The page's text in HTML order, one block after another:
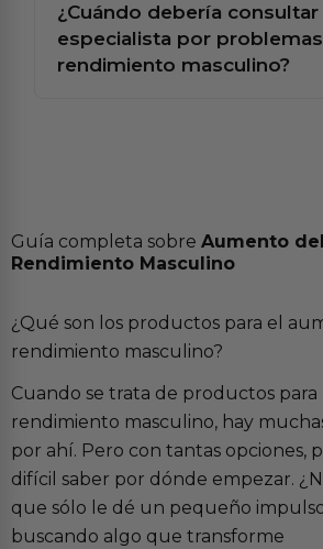
¿Cuándo debería consultar
especialista por
rendimiento masculino?
Guía completa sobre Aumento del
Rendimiento Masculino
¿Qué son los productos para el
rendimiento masculino?
Cuando se trata de productos para
rendimiento masculino, hay
por ahí. Pero con tantas opciones,
difícil saber por dónde empezar.
que sólo le dé un pequeño
buscando algo que transforme